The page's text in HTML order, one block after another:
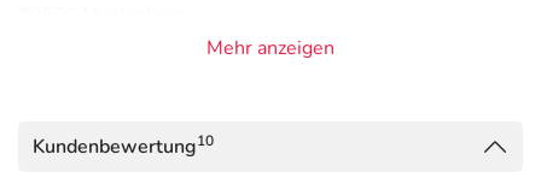
elektronische Adresse: https://www.hartmann.info/de-de
Angaben gem. EU-Produktsicherheitsverordnung (GPSR)
Mehr anzeigen
Kundenbewertung10